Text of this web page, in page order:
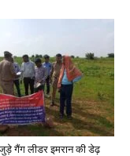
जुड़े गैंग लीडर इमरान की डेढ़